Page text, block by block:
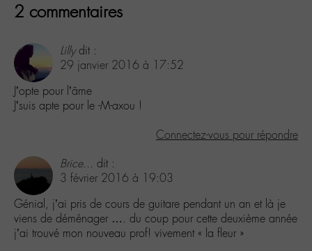
2 commentaires
Lilly dit :
29 janvier 2016 à 17:52
J’opte pour l’âme
J’suis apte pour le -M-axou !
Connectez-vous pour répondre
Brice... dit :
3 février 2016 à 19:03
Génial, j’ai pris de cours de guitare pendant un an et là je
viens de déménager …. du coup pour cette deuxième année
j’ai trouvé mon nouveau prof! vivement « la fleur »